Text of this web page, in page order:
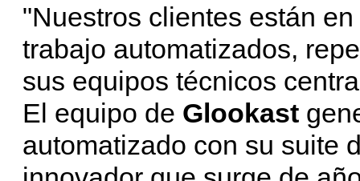
"Nuestros clientes están
trabajo automatizados,
sus equipos técnicos
El equipo de Glookast
automatizado con su suite